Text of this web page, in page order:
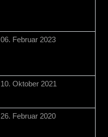
06. Februar 2023
10. Oktober 2021
26. Februar 2020